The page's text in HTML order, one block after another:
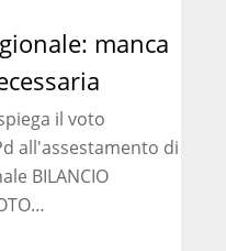
manca
il voto
all'assestamento di
BILANCIO